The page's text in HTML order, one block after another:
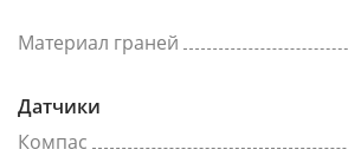
Материал граней
Датчики
Компас